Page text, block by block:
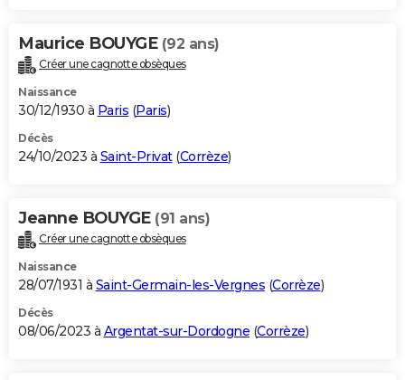
Maurice BOUYGE (92 ans)
Créer une cagnotte obsèques
Naissance
30/12/1930 à Paris (Paris)
Décès
24/10/2023 à Saint-Privat(Corrèze)
Jeanne BOUYGE (91 ans)
Créer une cagnotte obsèques
Naissance
28/07/1931 à Saint-Germain-les-Vergnes (Corrèze)
Décès
08/06/2023 à Argentat-sur-Dordogne (Corrèze)